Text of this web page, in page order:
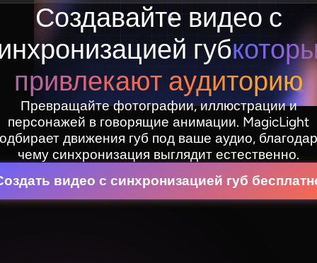
Создавайте видео с
губ
привлекают аудиторию
Превращайте фотографии, иллюстрации и
персонажей в говорящие анимации. MagicLight
движения губ под ваше аудио,
чему синхронизация выглядит естественно.
видео с синхронизацией губ